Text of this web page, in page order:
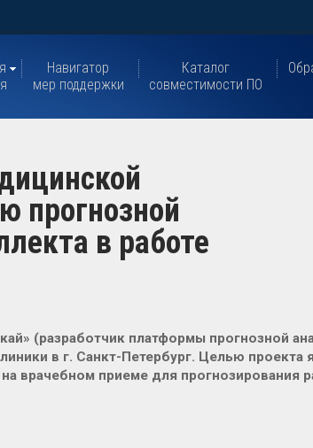
Навигатор
мер поддержки
Каталог
совместимости ПО
прогнозной
в работе
(разработчик платформы прогнозной
в г. Санкт-Петербург. Целью проекта
врачебном приеме для прогнозирования